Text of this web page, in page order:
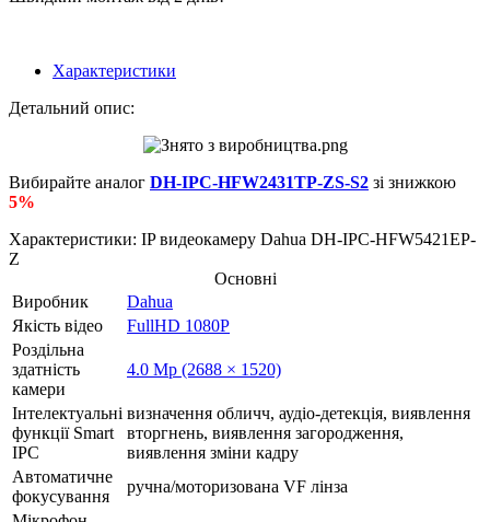
Характеристики
Детальний опис:
Вибирайте аналог DH-IPC-HFW2431TP-ZS-S2 зі знижкою
5%
Характеристики: IP видеокамеру Dahua DH-IPC-HFW5421EP-
Z
Основні
Виробник
Dahua
Якість відео
FullHD 1080P
Роздільна
здатність
камери
4.0 Mp (2688 × 1520)
Інтелектуальні
функції Smart
IPC
визначення обличч, аудіо-детекція, виявлення
вторгнень, виявлення загородження,
виявлення зміни кадру
Автоматичне
фокусування
ручна/моторизована VF лінза